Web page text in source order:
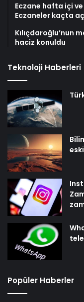
Eczane hafta içi
Eczaneler kaçta
Kılıçdaroğlu’nun
haciz konuldu
Teknoloji Haberleri
Popüler Haberler